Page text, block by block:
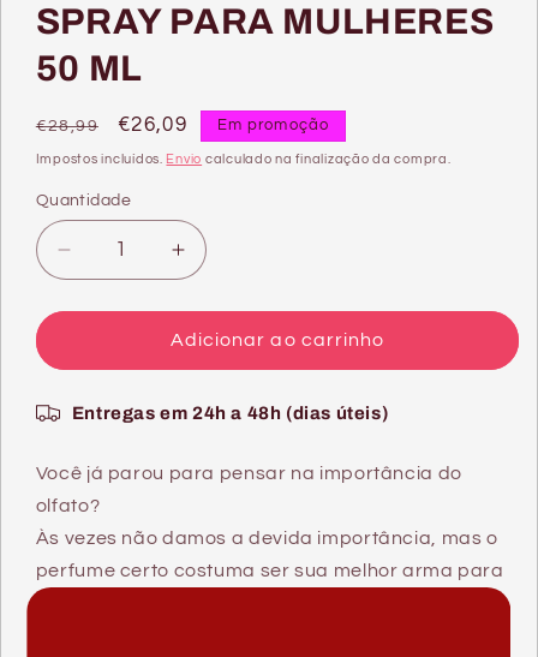
SPRAY PARA MULHERES
50 ML
Preço
normal
€28,99
Preço
de
€26,09 Em promoção
Impostos incluídos. Envio calculado na finalização da compra.
Quantidade
Quantidade
Diminuir
a
quantidade
HERA
PERFUME
SPRAY
PARA
MULHERES
50
ML
Aumentar
a
quantidade
de
HERA
PERFUME
SPRAY
MULHERES
50
ML
Adicionar ao carrinho
Entregas em 24h a 48h (dias úteis)
Você já parou para pensar na importância do
olfato?
Às vezes não damos a devida importância, mas o
perfume certo costuma ser sua melhor arma para